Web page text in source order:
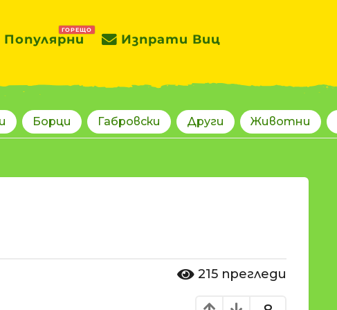
Популярни
ГОРЕЩО
Изпрати Виц
Борци Габровски Други Животни
215 прегледи